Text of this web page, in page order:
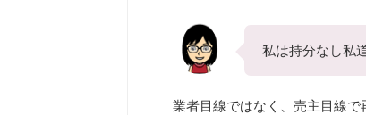
私は持分なし私
業者目線ではなく、売主目線で